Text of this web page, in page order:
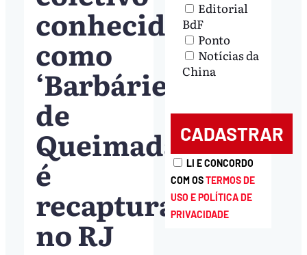
conhecido
como
‘Barbárie
de
Queimadas’,
é
recapturado
no RJ
Editorial
BdF
Ponto
Notícias da
China
LI E CONCORDO
COM OSTERMOS DE
USO E POLÍTICA DE
PRIVACIDADE